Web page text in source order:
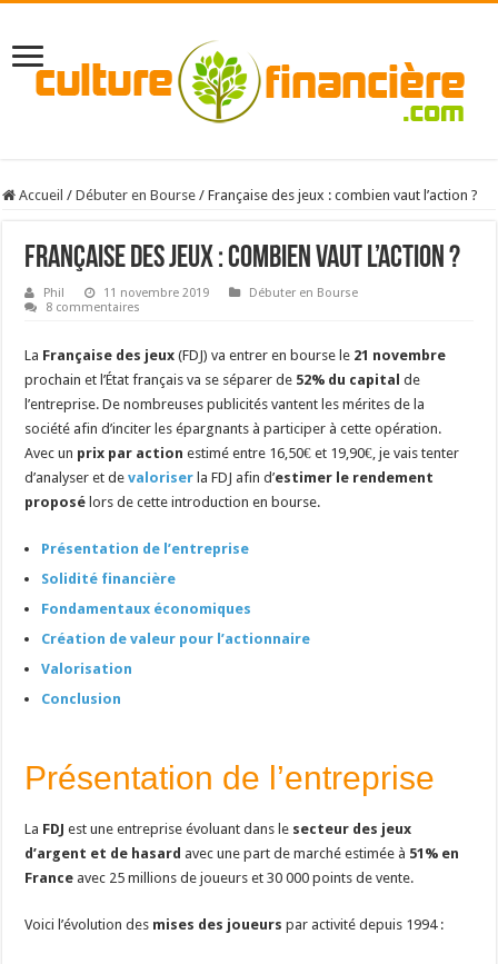
Accueil / Débuter en Bourse / Française des jeux : combien vaut l’action ?
Française des jeux : combien vaut l’action ?
Phil 11 novembre 2019
Débuter en Bourse
8 commentaires
La Française des jeux (FDJ) va entrer en bourse le 21 novembre
prochain et l’État français va se séparer de 52% du capital de
l’entreprise. De nombreuses publicités vantent les mérites de la
société afin d’inciter les épargnants à participer à cette opération.
Avec un prix par action estimé entre 16,50€ et 19,90€, je vais tenter
d’analyser et devaloriser la FDJ afin d’estimer le rendement
proposé lors de cette introduction en bourse.
Présentation de l’entreprise
Solidité financière
Fondamentaux économiques
Création de valeur pour l’actionnaire
Valorisation
Conclusion
Présentation de l’entreprise
La FDJ est une entreprise évoluant dans le secteur des jeux
d’argent et de hasard avec une part de marché estimée à 51% en
France avec 25 millions de joueurs et 30 000 points de vente.
Voici l’évolution des mises des joueurs par activité depuis 1994 :